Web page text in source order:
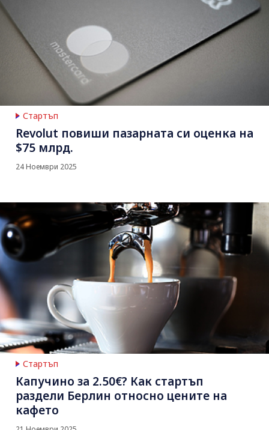
Стартъп
Revolut повиши пазарната си оценка на
$75 млрд.
24 Ноември 2025
Стартъп
Капучино за 2.50€? Как стартъп
раздели Берлин относно цените на
кафето